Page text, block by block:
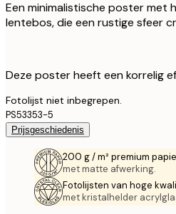
Een minimalistische poster met
lentebos, die een rustige sfeer
Deze poster heeft een korrelig
Fotolijst niet inbegrepen.
PS53353-5
Prijsgeschiedenis
200 g / m² premium
met matte afwerking.
Fotolijsten van hoge
met kristalhelder